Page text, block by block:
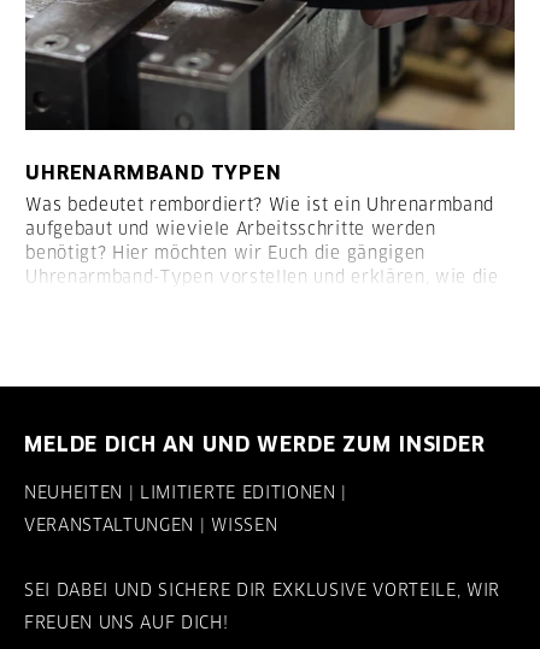
UHRENARMBAND TYPEN
Was bedeutet rembordiert? Wie ist ein Uhrenarmband
aufgebaut und wieviele Arbeitsschritte werden
benötigt? Hier möchten wir Euch die gängigen
Uhrenarmband-Typen vorstellen und erklären, wie die
MELDE DICH AN UND WERDE ZUM INSIDER
NEUHEITEN | LIMITIERTE EDITIONEN |
VERANSTALTUNGEN | WISSEN
SEI DABEI UND SICHERE DIR EXKLUSIVE VORTEILE, WIR
FREUEN UNS AUF DICH!